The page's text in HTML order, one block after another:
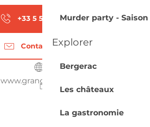
Murder party - Saison
Explorer
Bergerac
Les châteaux
La gastronomie
+33 5 53 58 42▒▒
Contactez-nous
www.grangeneuve.fr